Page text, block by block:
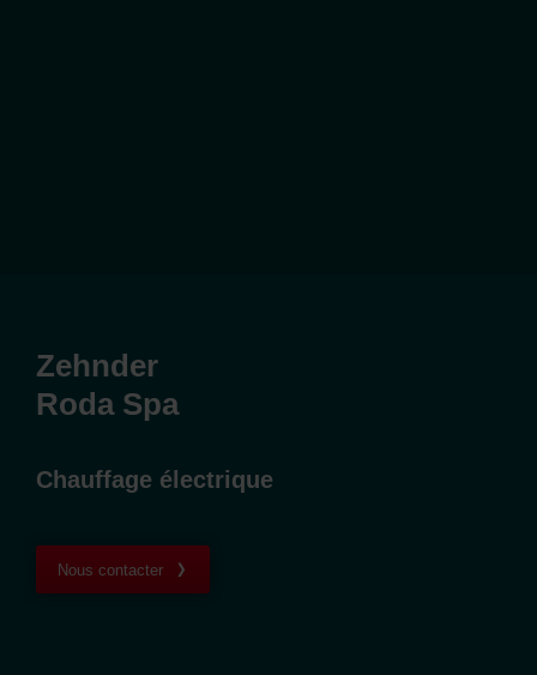
Zehnder
Roda Spa
Chauffage électrique
Nous contacter